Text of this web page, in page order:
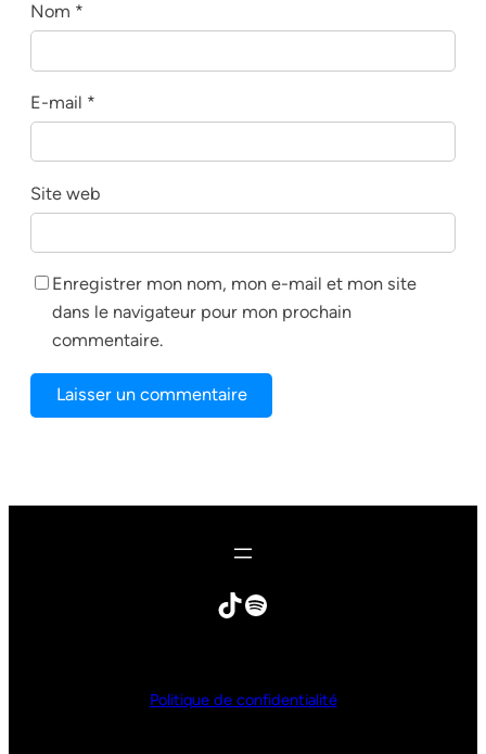
Nom *
E-mail *
Site web
Enregistrer mon nom, mon e-mail et mon site
dans le navigateur pour mon prochain
commentaire.
Politique de confidentialité